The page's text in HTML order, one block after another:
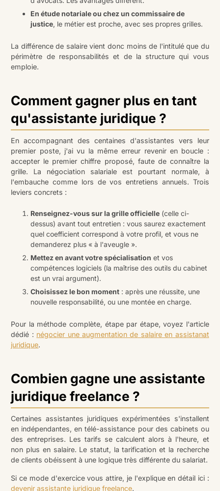
En étude notariale ou chez un commissaire de
justice, le métier est proche, avec ses propres grilles.
La différence de salaire vient donc moins de l'intitulé que du
périmètre de responsabilités et de la structure qui vous
emploie.
Comment gagner plus en tant
qu'assistante juridique ?
En accompagnant des centaines d'assistantes vers leur
premier poste, j'ai vu la même erreur revenir en boucle :
accepter le premier chiffre proposé, faute de connaître la
grille. La négociation salariale est pourtant normale, à
l'embauche comme lors de vos entretiens annuels. Trois
leviers concrets :
Renseignez-vous sur la grille officielle (celle ci-
dessus) avant tout entretien : vous saurez exactement
quel coefficient correspond à votre profil, et vous ne
demanderez plus « à l'aveugle ».
Mettez en avant votre spécialisation et vos
compétences logiciels (la maîtrise des outils du cabinet
est un vrai argument).
Choisissez le bon moment : après une réussite, une
nouvelle responsabilité, ou une montée en charge.
Pour la méthode complète, étape par étape, voyez l'article
dédié : négocier une augmentation de salaire en assistanat
juridique.
Combien gagne une assistante
juridique freelance ?
Certaines assistantes juridiques expérimentées s'installent
en indépendantes, en télé-assistance pour des cabinets ou
des entreprises. Les tarifs se calculent alors à l'heure, et
non plus en salaire. Le statut, la tarification et la recherche
de clients obéissent à une logique très différente du salariat.
Si ce mode d'exercice vous attire, je l'explique en détail ici :
devenir assistante juridique freelance.